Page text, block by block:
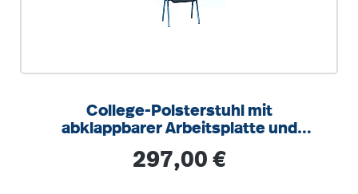
College-Polsterstuhl mit
abklappbarer Arbeitsplatte und
Regulärer Preis:
297,00 €